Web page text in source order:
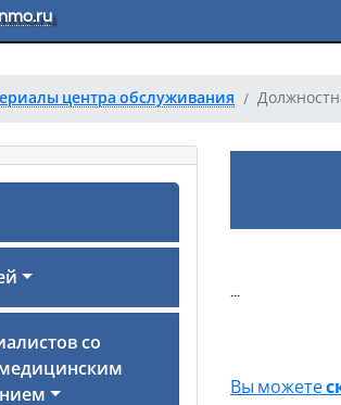
центра обслуживания
со
Вы можете